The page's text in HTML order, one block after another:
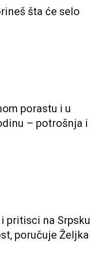
šta će selo
porastu i u
– potrošnja i
pritisci na Srpsku
poručuje Željka